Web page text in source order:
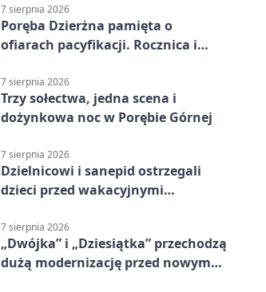
7 sierpnia 2026
Poręba Dzierżna pamięta o
ofiarach pacyfikacji. Rocznica i
7 sierpnia 2026
Trzy sołectwa, jedna scena i
dożynkowa noc w Porębie Górnej
7 sierpnia 2026
Dzielnicowi i sanepid ostrzegali
dzieci przed wakacyjnymi
7 sierpnia 2026
„Dwójka” i „Dziesiątka” przechodzą
dużą modernizację przed nowym